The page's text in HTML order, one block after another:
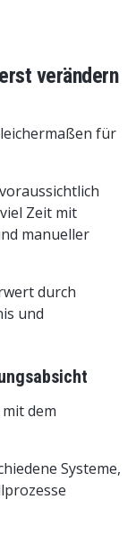
verändern
für
Zeit mit
manueller
durch
und
dem
Systeme,